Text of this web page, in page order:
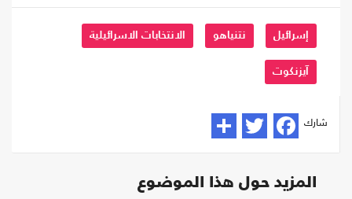
إسرائيل نتنياهو الانتخابات الاسرائيلية
آيزنكوت
شارك
المزيد حول هذا الموضوع